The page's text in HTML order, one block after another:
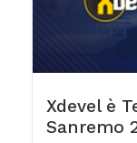
Xdevel è
Sanremo